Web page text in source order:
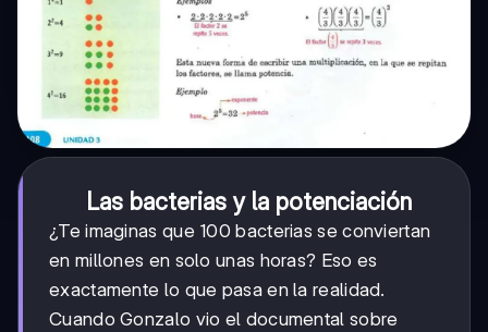
Las bacterias y la potenciación
¿Te imaginas que 100 bacterias se conviertan
en millones en solo unas horas? Eso es
exactamente lo que pasa en la realidad.
Cuando Gonzalo vio el documental sobre